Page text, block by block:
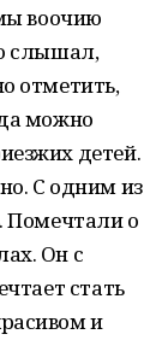
воочию
слышал,
отметить,
можно
детей.
С одним из
Помечтали о
Он с
стать
и